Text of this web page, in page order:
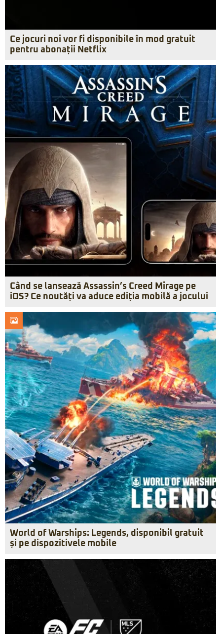
Ce jocuri noi vor fi disponibile în mod gratuit
pentru abonații Netflix
Când se lansează Assassin’s Creed Mirage pe
iOS? Ce noutăți va aduce ediția mobilă a jocului
World of Warships: Legends, disponibil gratuit
și pe dispozitivele mobile